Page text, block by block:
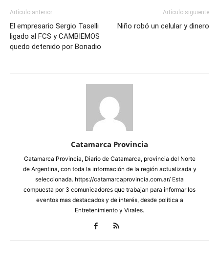
Artículo anterior
El empresario Sergio Taselli
ligado al FCS y CAMBIEMOS
quedo detenido por Bonadio
Artículo siguiente
Niño robó un celular y dinero
Catamarca Provincia
Catamarca Provincia, Diario de Catamarca, provincia del Norte
de Argentina, con toda la información de la región actualizada y
seleccionada. https://catamarcaprovincia.com.ar/ Esta
compuesta por 3 comunicadores que trabajan para informar los
eventos mas destacados y de interés, desde política a
Entretenimiento y Virales.